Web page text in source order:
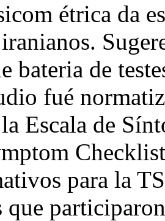
étrica da
bateria de
fué
Escala de
para la
que